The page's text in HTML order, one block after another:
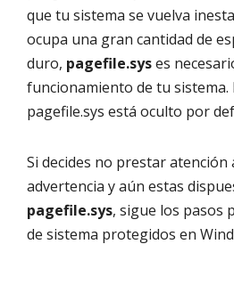
que tu sistema se vuelva
ocupa una gran cantidad de
duro, pagefile.syses
funcionamiento de tu sistema.
pagefile.sys está oculto por
Si decides no prestar atención
advertencia y aún estas
pagefile.sys, sigue los pasos
de sistema protegidos en